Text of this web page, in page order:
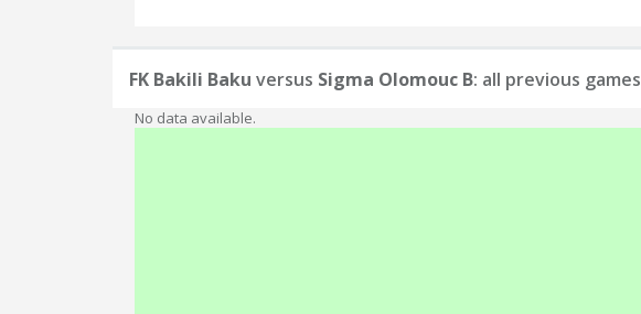
FK Bakili Baku versus Sigma Olomouc B: all previous games
No data available.